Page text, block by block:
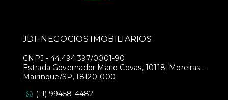
JDF NEGOCIOS IMOBILIARIOS
CNPJ - 44.494.397/0001-90
Estrada Governador Mario Covas, 10118, Moreiras -
Mairinque/SP, 18120-000
(11) 99458-4482